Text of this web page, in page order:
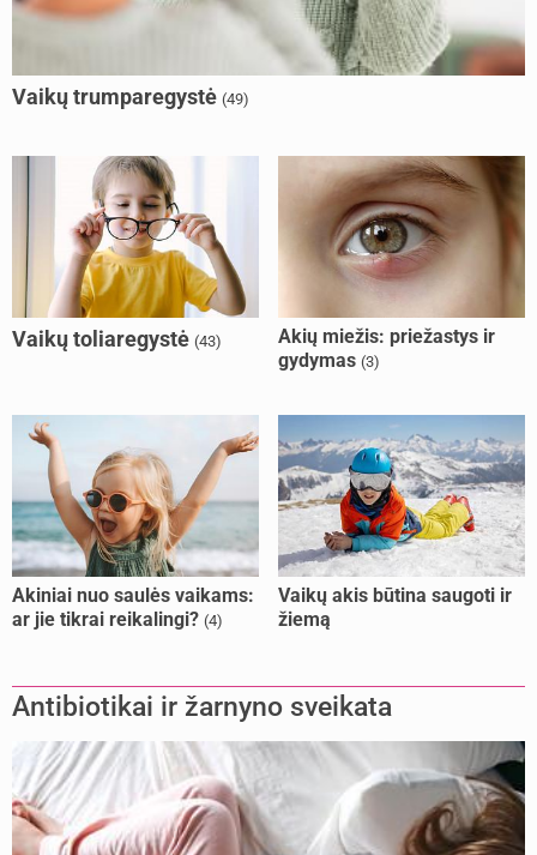
Vaikų trumparegystė (49)
Vaikų toliaregystė (43)
Akių miežis: priežastys ir
gydymas (3)
Akiniai nuo saulės vaikams:
ar jie tikrai reikalingi? (4)
Vaikų akis būtina saugoti ir
žiemą
Antibiotikai ir žarnyno sveikata